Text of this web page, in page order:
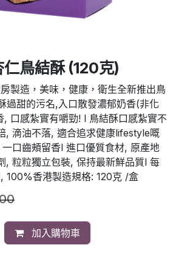
鳥結酥 (120克)
製造，美味，健康，衛生全新推出鳥
過甜的污名,入口散發濃郁奶香(非化
, 口感紮實有嚼勁! l 鳥結酥口感紮實不
, 滴油不落, 適合追求健康lifestyle嘅
口齒頰留香l 進口優質食材, 原產地
, 粒粒獨立包裝, 保持最新鮮品質l 每
100%香港製造規格: 120克 /盒
加入購物車